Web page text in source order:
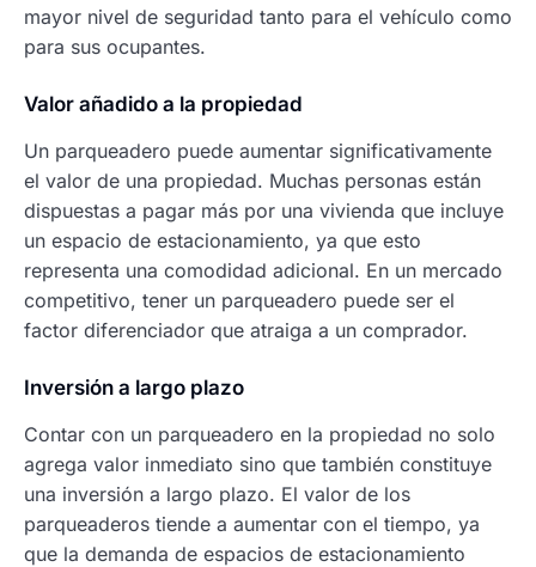
mayor nivel de seguridad tanto para el vehículo como
para sus ocupantes.
Valor añadido a la propiedad
Un parqueadero puede aumentar significativamente
el valor de una propiedad. Muchas personas están
dispuestas a pagar más por una vivienda que incluye
un espacio de estacionamiento, ya que esto
representa una comodidad adicional. En un mercado
competitivo, tener un parqueadero puede ser el
factor diferenciador que atraiga a un comprador.
Inversión a largo plazo
Contar con un parqueadero en la propiedad no solo
agrega valor inmediato sino que también constituye
una inversión a largo plazo. El valor de los
parqueaderos tiende a aumentar con el tiempo, ya
que la demanda de espacios de estacionamiento